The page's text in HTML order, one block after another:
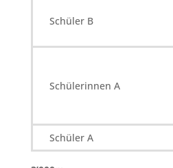
Schüler B
Schülerinnen A
Schüler A